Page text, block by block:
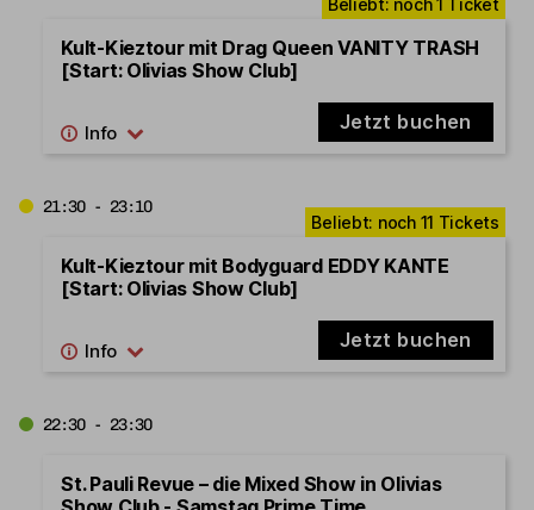
Kult-Kieztour mit Drag Queen VANITY TRASH
[Start: Olivias Show Club]
Jetzt buchen
21:30 - 23:10
Kult-Kieztour mit Bodyguard EDDY KANTE
[Start: Olivias Show Club]
Jetzt buchen
22:30 - 23:30
St. Pauli Revue – die Mixed Show in Olivias